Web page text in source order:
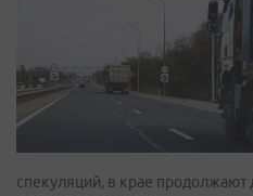
спекуляций, в крае